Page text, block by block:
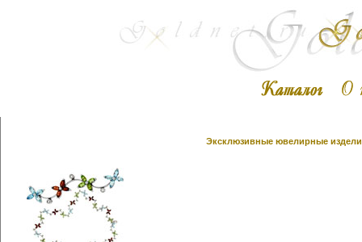
Эксклюзивные ювелирные